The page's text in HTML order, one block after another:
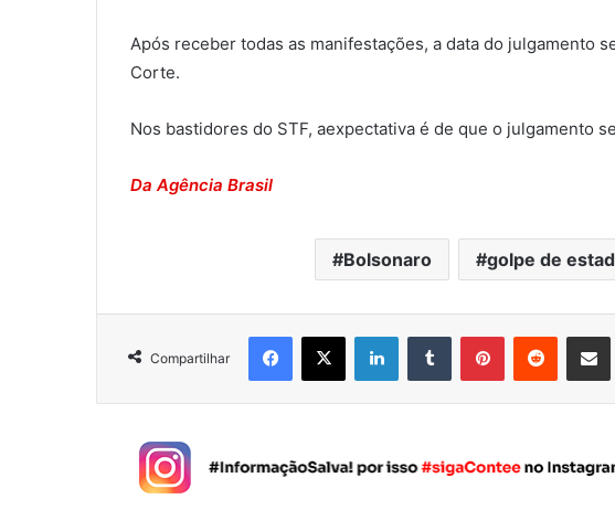
Após receber todas as manifestações, a data do julgamento
Corte.
Nos bastidores do STF, aexpectativa é de que o julgamento
Da Agência Brasil
Bolsonaro golpe de
Compartilhar